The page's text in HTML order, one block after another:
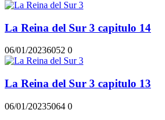
La Reina del Sur 3 capitulo 14
06/01/20236052 0
La Reina del Sur 3 capitulo 13
06/01/20235064 0